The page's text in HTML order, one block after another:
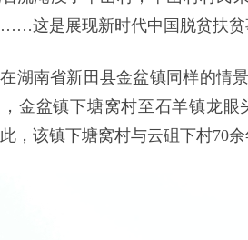
这是展现新时代中国脱贫扶贫
湖南省新田县金盆镇同样的情
金盆镇下塘窝村至石羊镇龙眼
，该镇下塘窝村与云砠下村70余